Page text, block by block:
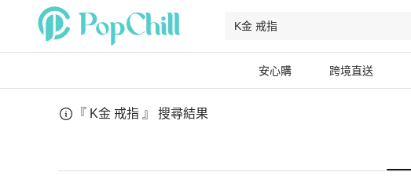
安心購 跨境直送
『 K金 戒指 』 搜尋結果